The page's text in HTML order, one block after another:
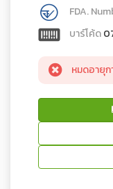
FDA.
บาร์โค้ด
หมดอายุ